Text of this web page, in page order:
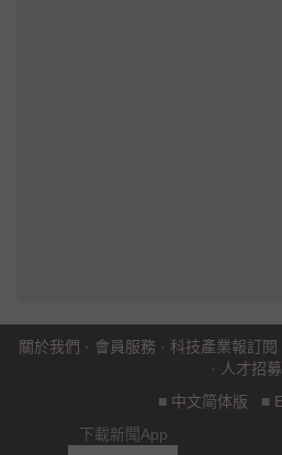
關於我們 · 會員服務 · 科技產業報訂閱
· 人才招募
■ 中文简体版 ■
下載新聞App